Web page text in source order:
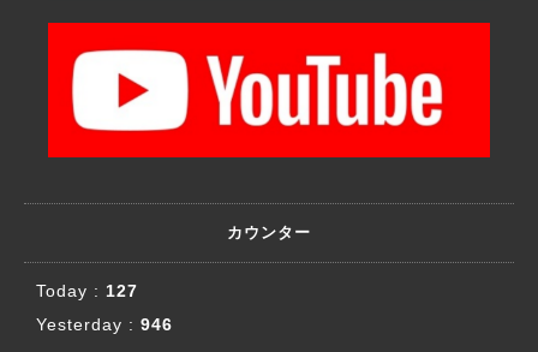
カウンター
Today : 127
Yesterday : 946